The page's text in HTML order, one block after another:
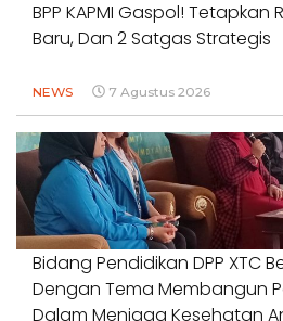
BPP KAPMI Gaspol! Tetapkan
Baru, Dan 2 Satgas Strategis
NEWS 7 Agustus 2026
Bidang Pendidikan DPP XTC
Dengan Tema Membangun
Dalam Menjaga Kesehatan